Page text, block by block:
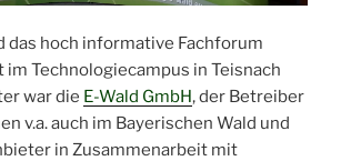
das hoch informative Fachforum
Technologiecampus in Teisnach
war die E-Wald GmbH, der Betreiber
v.a. auch im Bayerischen Wald und
in Zusammenarbeit mit